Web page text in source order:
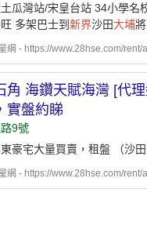
瓜灣站/宋皇台站 ️34小學名
多架巴士到 新界沙田大埔
網 - https://www.28hse.com/
角 海鑽天賦海灣 [代
實盤約睇
9號
東豪宅大量買賣，租盤 （沙
網 - https://www.28hse.com/